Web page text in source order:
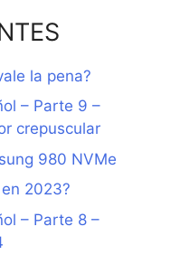
la pena?
– Parte 9 –
crepuscular
980 NVMe
2023?
– Parte 8 –